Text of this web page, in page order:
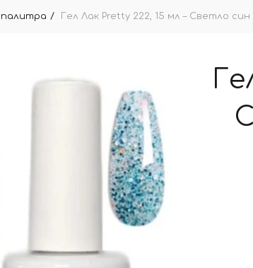
палитра Гел Лак Pretty 222, 15 мл – Светло